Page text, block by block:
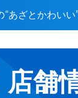
あざとかわい
店舗